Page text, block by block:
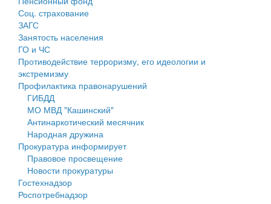
Персональные данные
Оценка регулирующего воздействия
Деятельность МУ
Нормативы градостроительного проектирования
Правила землепользования и застройки
Генеральные планы
Проекты планировки территории
Собрание депутатов
Соц. страхование
ЗАГС
Занятость населения
ГО и ЧС
Противодействие терроризму, его идеологии и
экстремизму
Профилактика правонарушений
ГИБДД
МО МВД "Кашинский"
Антинаркотический месячник
Народная дружина
Прокуратура информирует
Правовое просвещение
Новости прокуратуры
Гостехнадзор
Роспотребнадзор